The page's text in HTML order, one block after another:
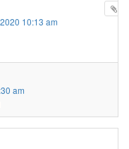
10:13 am
am